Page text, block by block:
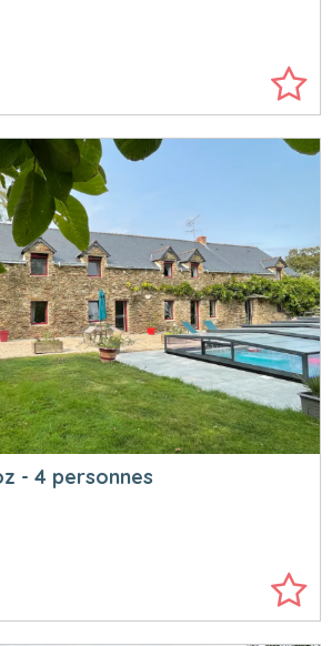
- 4 personnes